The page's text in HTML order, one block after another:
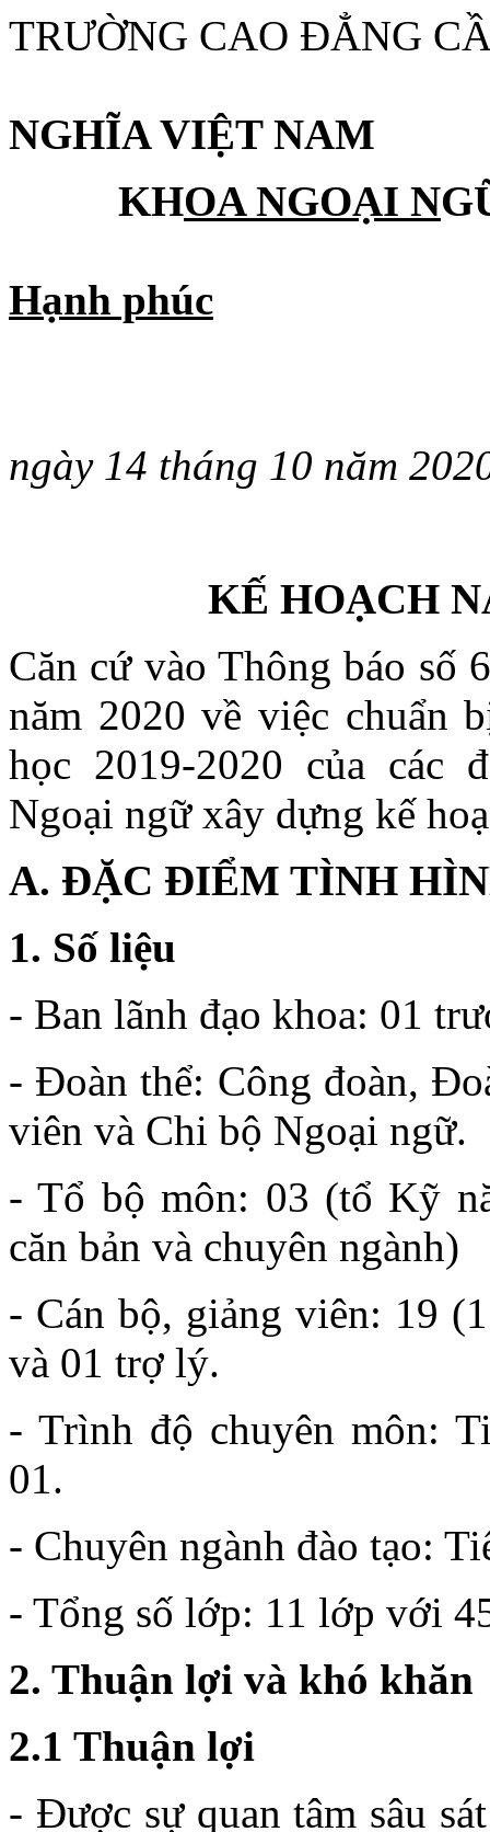
TRƯỜNG
NGHĨA VIỆT NAM
KHOA NGOẠI N
Hạnh phúc
ngày 14 tháng 10 năm 20
KẾ HOẠCH
Căn cứ vào Thông báo số
năm 2020 về việc chuẩn
học 2019-2020 của các
Ngoại ngữ xây dựng kế
A. ĐẶC ĐIỂM TÌNH
1. Số liệu
- Ban lãnh đạo khoa: 01
- Đoàn thể: Công đoàn,
viên và Chi bộ Ngoại ngữ.
- Tổ bộ môn: 03 (tổ Kỹ
căn bản và chuyên ngành)
- Cán bộ, giảng viên: 19
và 01 trợ lý.
- Trình độ chuyên môn:
01.
- Chuyên ngành đào tạo:
- Tổng số lớp: 11 lớp với
2. Thuận lợi và khó khăn
2.1 Thuận lợi
- Được sự quan tâm sâu